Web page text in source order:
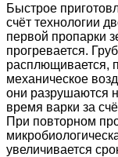
Быстрое
счёт технологии
первой пропарки
прогревается.
расплющивается,
механическое
они разрушаются
время варки за
При повторном
увеличивается